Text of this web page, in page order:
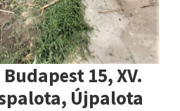
15, XV.
Újpalota